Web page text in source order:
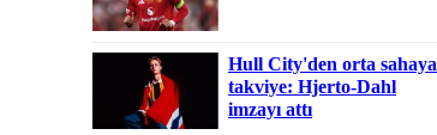
Hull City'den orta sahaya
takviye: Hjerto-Dahl
imzayı attı